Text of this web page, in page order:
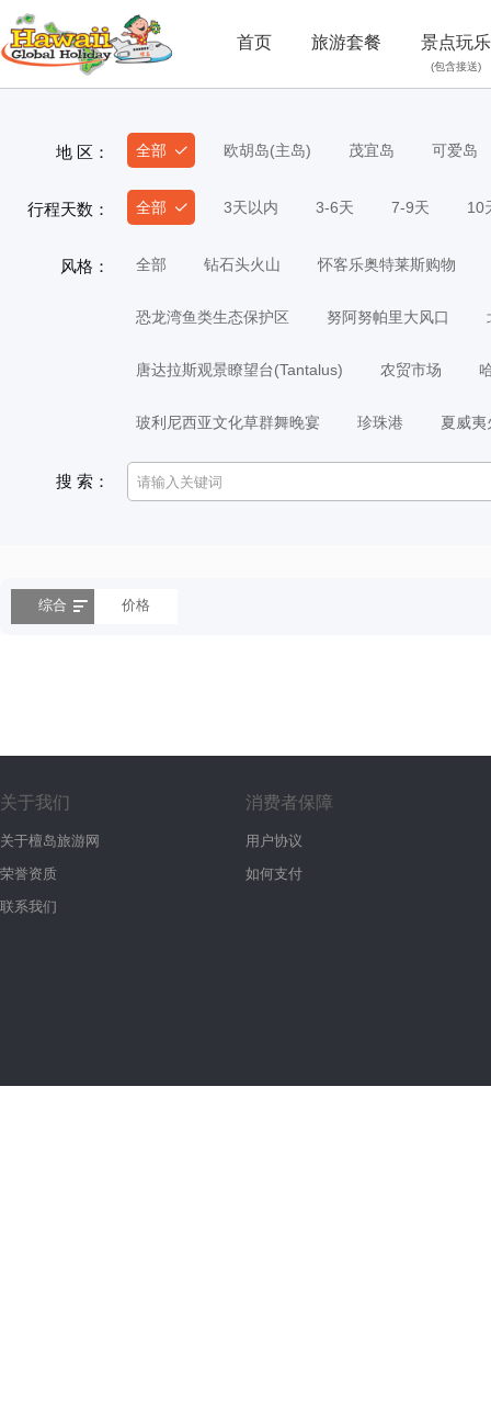
首页 旅游套餐 景点玩乐
(包含接送)
地 区： 全部 欧胡岛(主岛) 茂宜岛 可爱岛
行程天数： 全部 3天以内 3-6天 7-9天 10
风格： 全部 钻石头火山 怀客乐奥特莱斯购物
恐龙湾鱼类生态保护区 努阿努帕里大风口
唐达拉斯观景瞭望台(Tantalus) 农贸市场
玻利尼西亚文化草群舞晚宴 珍珠港 夏威夷
搜 索：
综合 价格
关于我们
关于檀岛旅游网
荣誉资质
联系我们
消费者保障
用户协议
如何支付